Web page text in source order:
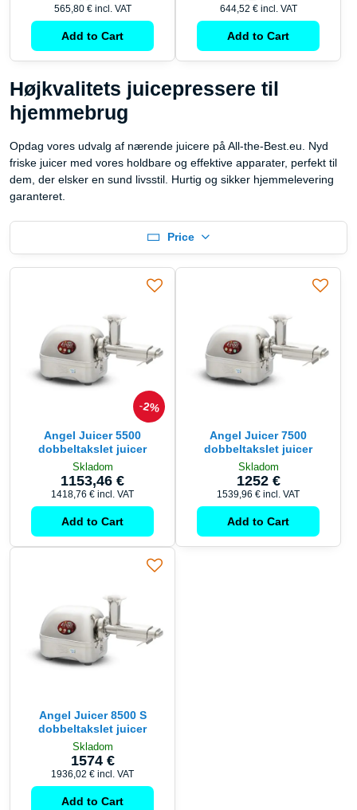
565,80 € incl. VAT
Add to Cart
644,52 € incl. VAT
Add to Cart
Højkvalitets juicepressere til
hjemmebrug
Opdag vores udvalg af nærende juicere på All-the-Best.eu. Nyd
friske juicer med vores holdbare og effektive apparater, perfekt til
dem, der elsker en sund livsstil. Hurtig og sikker hjemmelevering
garanteret.
Price
2%
Angel Juicer 5500
dobbeltakslet juicer
Skladom
1153,46 €
1418,76 € incl. VAT
Add to Cart
Angel Juicer 7500
dobbeltakslet juicer
Skladom
1252 €
1539,96 € incl. VAT
Add to Cart
Angel Juicer 8500 S
dobbeltakslet juicer
Skladom
1574 €
1936,02 € incl. VAT
Add to Cart